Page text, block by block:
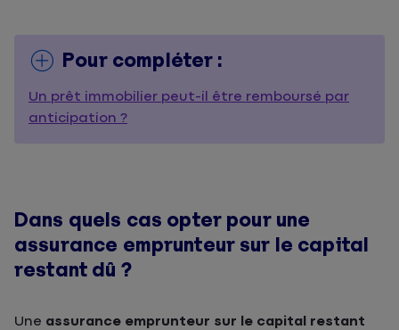
Pour compléter :
Un prêt immobilier peut-il être remboursé par
anticipation ?
Dans quels cas opter pour une
assurance emprunteur sur le capital
restant dû ?
Une assurance emprunteur sur le capital restant